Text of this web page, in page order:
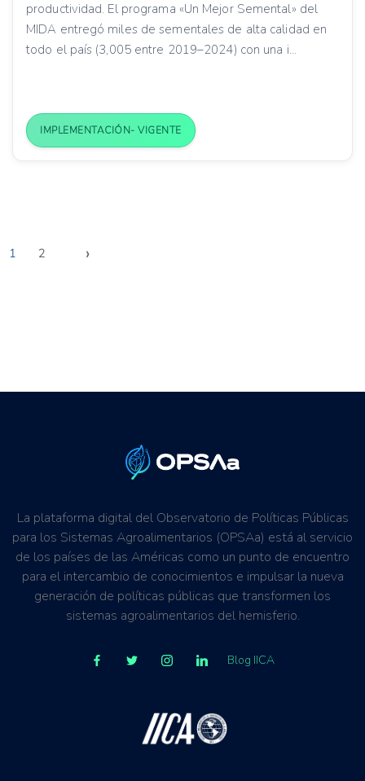
productividad. El programa «Un Mejor Semental» del
MIDA entregó miles de sementales de alta calidad en
todo el país (3,005 entre 2019–2024) con una i...
IMPLEMENTACIÓN- VIGENTE
1 2 ›
La plataforma digital del Observatorio de Políticas Públicas
para los Sistemas Agroalimentarios (OPSAa) está al servicio
de los países de las Américas como un punto de encuentro
para el intercambio de conocimientos e impulsar la nueva
generación de políticas públicas que transformen los
sistemas agroalimentarios del hemisferio.
Blog IICA